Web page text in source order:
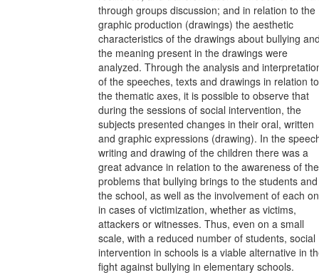
through groups discussion; and in relation to the
graphic production (drawings) the aesthetic
characteristics of the drawings about bullying
the meaning present in the drawings were
analyzed. Through the analysis and
of the speeches, texts and drawings in relation to
the thematic axes, it is possible to observe that
during the sessions of social intervention, the
subjects presented changes in their oral, written
and graphic expressions (drawing). In the
writing and drawing of the children there was a
great advance in relation to the awareness of the
problems that bullying brings to the students
the school, as well as the involvement of each
in cases of victimization, whether as victims,
attackers or witnesses. Thus, even on a small
scale, with a reduced number of students, social
intervention in schools is a viable alternative in
fight against bullying in elementary schools.